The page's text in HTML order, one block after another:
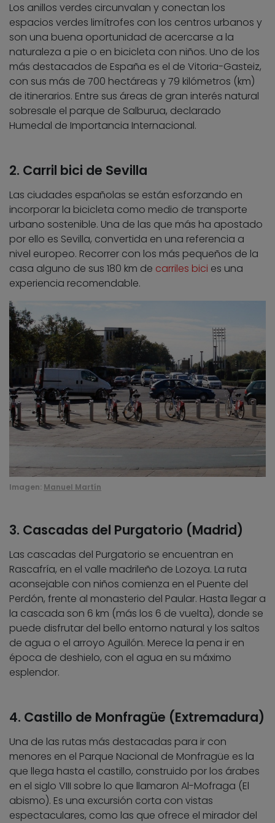
Los anillos verdes circunvalan y conectan los
espacios verdes limítrofes con los centros urbanos y
son una buena oportunidad de acercarse a la
naturaleza a pie o en bicicleta con niños. Uno de los
más destacados de España es el de Vitoria-Gasteiz,
con sus más de 700 hectáreas y 79 kilómetros (km)
de itinerarios. Entre sus áreas de gran interés natural
sobresale el parque de Salburua, declarado
Humedal de Importancia Internacional.
2. Carril bici de Sevilla
Las ciudades españolas se están esforzando en
incorporar la bicicleta como medio de transporte
urbano sostenible. Una de las que más ha apostado
por ello es Sevilla, convertida en una referencia a
nivel europeo. Recorrer con los más pequeños de la
casa alguno de sus 180 km de carriles bici es una
experiencia recomendable.
Imagen: Manuel Martín
3. Cascadas del Purgatorio (Madrid)
Las cascadas del Purgatorio se encuentran en
Rascafría, en el valle madrileño de Lozoya. La ruta
aconsejable con niños comienza en el Puente del
Perdón, frente al monasterio del Paular. Hasta llegar a
la cascada son 6 km (más los 6 de vuelta), donde se
puede disfrutar del bello entorno natural y los saltos
de agua o el arroyo Aguilón. Merece la pena ir en
época de deshielo, con el agua en su máximo
esplendor.
4. Castillo de Monfragüe (Extremadura)
Una de las rutas más destacadas para ir con
menores en el Parque Nacional de Monfragüe es la
que llega hasta el castillo, construido por los árabes
en el siglo VIII sobre lo que llamaron Al-Mofraga (El
abismo). Es una excursión corta con vistas
espectaculares, como las que ofrece el mirador del